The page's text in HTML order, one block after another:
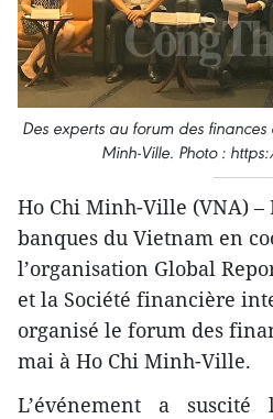
Des experts au forum des
Minh-Ville. Photo :
Ho Chi Minh-Ville (VNA) –
banques du Vietnam en
l’organisation Global
et la Société financière
organisé le forum des
mai à Ho Chi Minh-Ville.
L’événement a